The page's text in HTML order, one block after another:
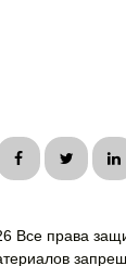
Все права